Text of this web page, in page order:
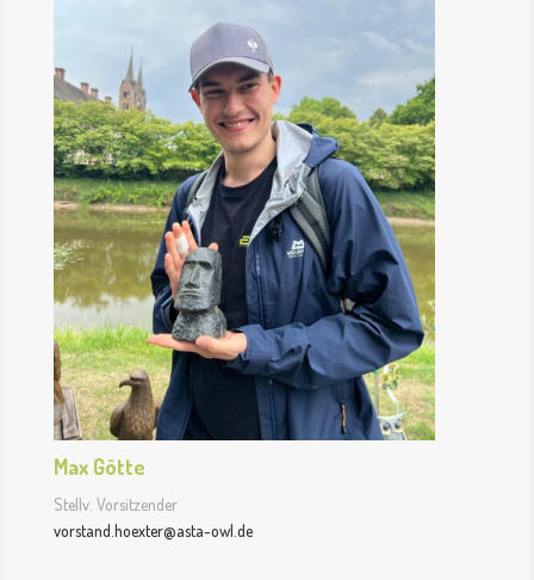
Max Götte
Stellv. Vorsitzender
vorstand.hoexter@asta-owl.de